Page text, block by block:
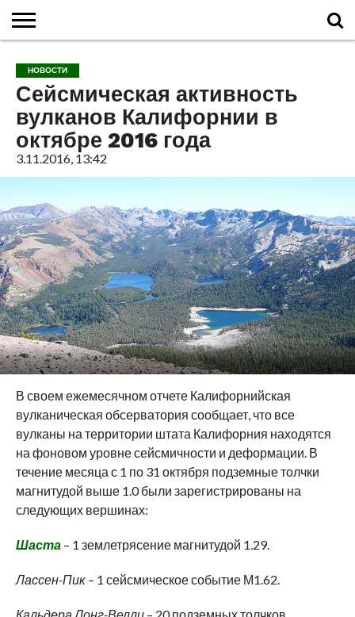
О
ВУЛКАНАХ
ВУЛКАНЫ
МИРА
КАЛЬДЕРЫ
НОВОСТИ
ФАКТЫ
ИСТОРИЯ
МОНИТОРИНГ
ВИДЕО
ТУРИСТАМ
О
САЙТЕ
КАРТА
САЙТА
КОНТАКТЫ
НОВОСТИ
Сейсмическая активность
вулканов Калифорнии в
октябре 2016 года
3.11.2016, 13:42
В своем ежемесячном отчете Калифорнийская
вулканическая обсерватория сообщает, что все
вулканы на территории штата Калифорния находятся
на фоновом уровне сейсмичности и деформации.В
течение месяца с 1 по 31 октября подземные толчки
магнитудой выше 1.0 были зарегистрированы на
следующих вершинах:
Шаста– 1 землетрясение магнитудой 1.29.
Лассен-Пик– 1 сейсмическое событие М1.62.